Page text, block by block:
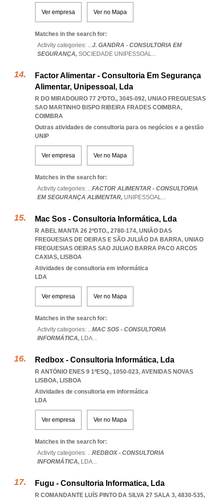
Ver empresa Ver no Mapa
Matches in the search for:
Activity categories: ...J. GANDRA - CONSULTORIA EM
SEGURANÇA, SOCIEDADE UNIPESSOAL...
Factor Alimentar - Consultoria Em Segurança
Alimentar, Unipessoal, Lda
R DO MIRADOURO 77 2ºDTO., 3045-092, UNIAO FREGUESIAS
SAO MARTINHO BISPO RIBEIRA FRADES COIMBRA,
COIMBRA
Outras atividades de consultoria para os negócios e a gestão
UNIP
Ver empresa Ver no Mapa
Matches in the search for:
Activity categories: ...FACTOR ALIMENTAR - CONSULTORIA
EM SEGURANÇA ALIMENTAR, UNIPESSOAL...
Mac Sos - Consultoria Informática, Lda
R ABEL MANTA 26 2ºDTO., 2780-174, UNIÃO DAS
FREGUESIAS DE OEIRAS E SÃO JULIÃO DA BARRA, UNIAO
FREGUESIAS OEIRAS SAO JULIAO BARRA PACO ARCOS
CAXIAS, LISBOA
Atividades de consultoria em informática
LDA
Ver empresa Ver no Mapa
Matches in the search for:
Activity categories: ...MAC SOS - CONSULTORIA
INFORMÁTICA, LDA...
Redbox - Consultoria Informática, Lda
R ANTÓNIO ENES 9 1ºESQ., 1050-023, AVENIDAS NOVAS
LISBOA, LISBOA
Atividades de consultoria em informática
LDA
Ver empresa Ver no Mapa
Matches in the search for:
Activity categories: ...REDBOX - CONSULTORIA
INFORMÁTICA, LDA...
Fugu - Consultoria Informatica, Lda
R COMANDANTE LUÍS PINTO DA SILVA 27 SALA 3, 4830-535,